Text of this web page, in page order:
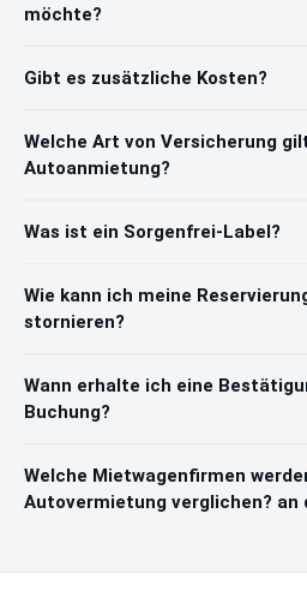
möchte?
Gibt es zusätzliche Kosten?
Welche Art von Versicherung
Autoanmietung?
Was ist ein Sorgenfrei-Label?
Wie kann ich meine
stornieren?
Wann erhalte ich eine
Buchung?
Welche Mietwagenfirmen
Autovermietung verglichen? an